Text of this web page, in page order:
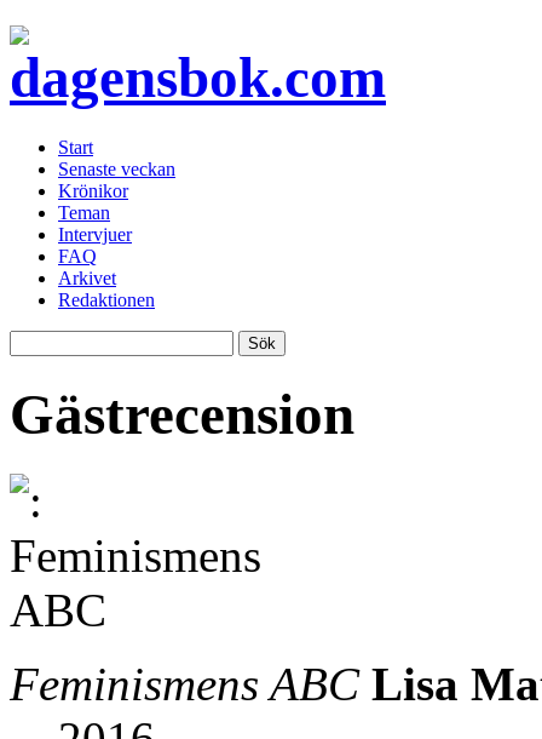
Start
Senaste veckan
Krönikor
Teman
Intervjuer
FAQ
Arkivet
Redaktionen
Gästrecension
Feminismens ABC Lisa